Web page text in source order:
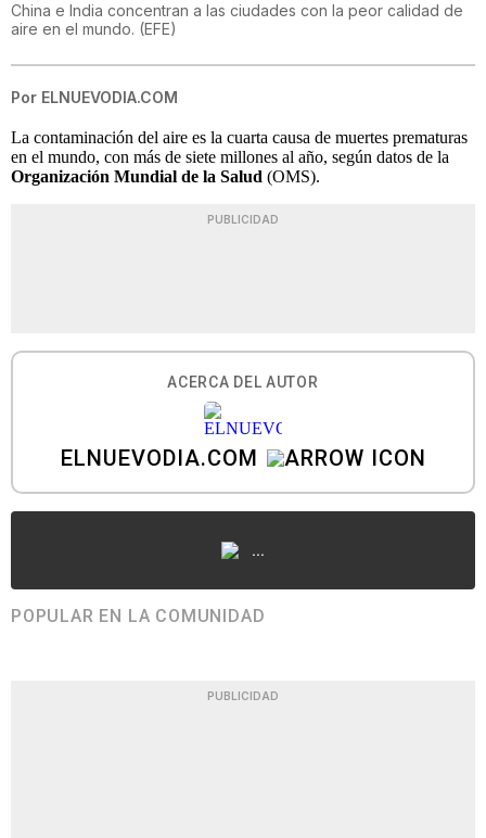
China e India concentran a las ciudades con la peor calidad de
aire en el mundo. (EFE)
Por ELNUEVODIA.COM
La contaminación del aire es la cuarta causa de muertes prematuras
en el mundo, con más de siete millones al año, según datos de la
Organización Mundial de la Salud (OMS).
PUBLICIDAD
ACERCA DEL AUTOR
ELNUEVODIA.COM
...
POPULAR EN LA COMUNIDAD
PUBLICIDAD